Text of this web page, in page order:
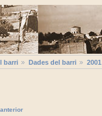
barri Dades del barri
anterior